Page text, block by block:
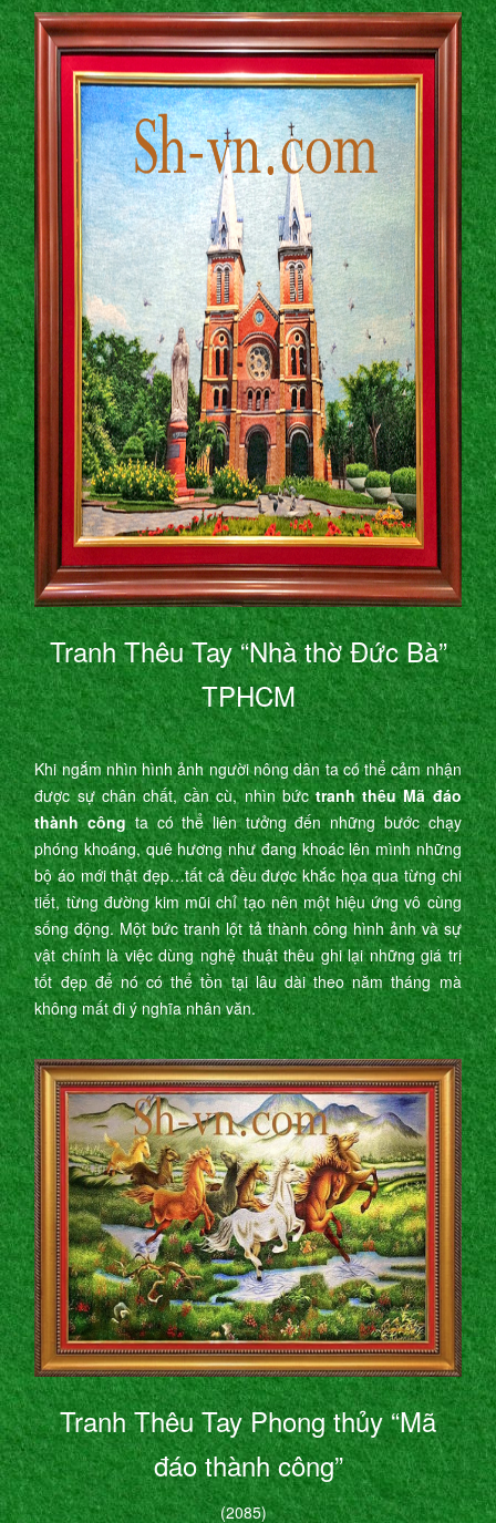
Tranh Thêu Tay “Nhà thờ Đức Bà”
TPHCM
Khi ngắm nhìn hình ảnh người nông dân ta có thể cảm nhận
được sự chân chất, cần cù, nhìn bứctranh thêu Mã đáo
thành côngta có thể liên tưởng đến những bước chạy
phóng khoáng, quê hương như đang khoác lên mình những
bộ áo mới thật đẹp…tất cả đều được khắc họa qua từng chi
tiết, từng đường kim mũi chỉ tạo nên một hiệu ứng vô cùng
sống động. Một bức tranh lột tả thành công hình ảnh và sự
vật chính là việc dùng nghệ thuật thêu ghi lại những giá trị
tốt đẹp để nó có thể tồn tại lâu dài theo năm tháng mà
không mất đi ý nghĩa nhân văn.
Tranh Thêu Tay Phong thủy “Mã
đáo thành công”
(2085)